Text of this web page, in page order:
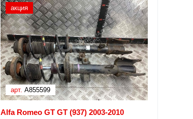
акция
арт. A855599
Alfa Romeo GT GT (937) 2003-2010